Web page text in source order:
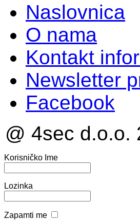
Naslovnica
O nama
Kontakt
Newsletter
Facebook
@ 4sec d.o.o.
Korisničko Ime
Lozinka
Zapamti me